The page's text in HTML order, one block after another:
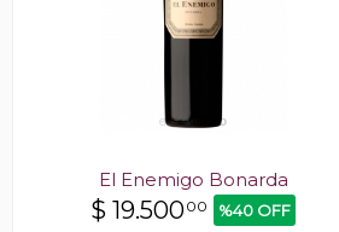
El Enemigo Bonarda
$ 19.50000 %40 OFF